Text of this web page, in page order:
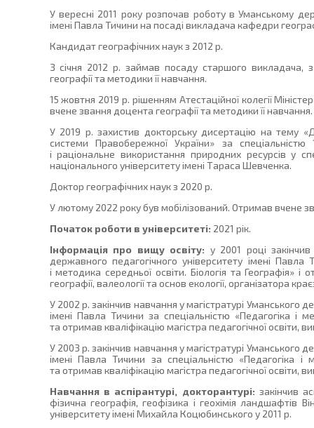
У вересні 2011 року розпочав роботу в Уманському
імені Павла Тичини на посаді викладача кафедри
Кандидат географічних наук з 2012 р.
З січня 2012 р. займав посаду старшого
географії та методики її навчання.
15 жовтня 2019 р. рішенням Атестаційної колегії
вчене звання доцента географії та методики її навчання.
У 2019 р. захистив докторську дисертацію на тему
системи Правобережної України» за спеціальністю
і раціональне використання природних ресурсів у
національного університету імені Тараса Шевченка.
Доктор географічних наук з 2020 р.
У лютому 2022 року був мобілізований. Отримав вчене
Початок роботи в університеті: 2021 рік.
Інформація про вищу освіту: у 2001 році
державного педагогічного університету імені Павла
і методика середньої освіти. Біологія та Географія» і
географії, валеології та основ екології, організатора
У 2002 р. закінчив навчання у магістратурі Уманського
імені Павла Тичини за спеціальністю «Педагогіка і
та отримав кваліфікацію магістра педагогічної освіти,
У 2003 р. закінчив навчання у магістратурі Уманського
імені Павла Тичини за спеціальністю «Педагогіка і
та отримав кваліфікацію магістра педагогічної освіти,
Навчання в аспірантурі, докторантурі: закінчив
фізична географія, геофізика і геохімія ландшафтів
університету імені Михайла Коцюбинського у 2011 р.